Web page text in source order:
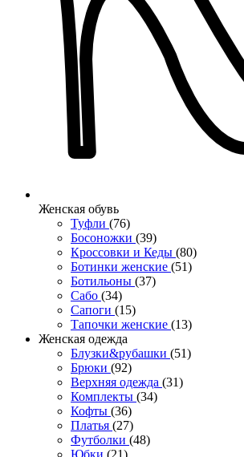
Женcкая обувь
Туфли (76)
Босоножки (39)
Кроссовки и Кеды (80)
Ботинки женские (51)
Ботильоны (37)
Сабо (34)
Сапоги (15)
Тапочки женские (13)
Женская одежда
Блузки&рубашки (51)
Брюки (92)
Верхняя одежда (31)
Комплекты (34)
Кофты (36)
Платья (27)
Футболки (48)
Юбки (21)